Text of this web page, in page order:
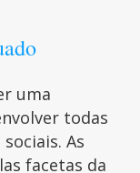
uma
todas
As
facetas da